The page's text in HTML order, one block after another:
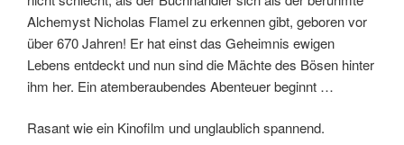
Alchemyst Nicholas Flamel zu erkennen gibt, geboren vor
über 670 Jahren! Er hat einst das Geheimnis ewigen
Lebens entdeckt und nun sind die Mächte des Bösen hinter
ihm her. Ein atemberaubendes Abenteuer beginnt …
Rasant wie ein Kinofilm und unglaublich spannend.